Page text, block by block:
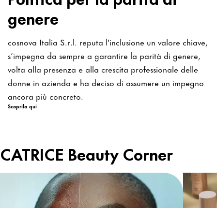
genere
cosnova Italia S.r.l. reputa l'inclusione un valore chiave,
s’impegna da sempre a garantire la parità di genere,
volta alla presenza e alla crescita professionale delle
donne in azienda e ha deciso di assumere un impegno
ancora più concreto.
Scoprila qui
CATRICE Beauty Corner